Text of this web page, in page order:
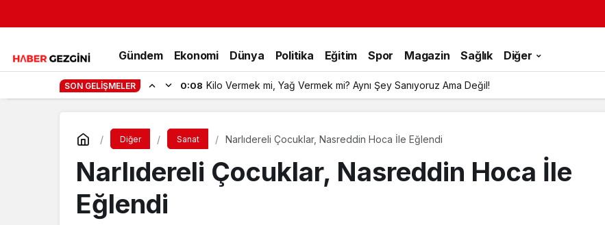
Gündem Ekonomi Dünya Politika Eğitim Spor Magazin Sağlık Diğer
SON GELIŞMELER 0:08 Kilo Vermek mi, Yağ Vermek mi? Aynı Şey Sanıyoruz Ama Değil!
Diğer Sanat Narlıdereli Çocuklar, Nasreddin Hoca İle Eğlendi
Narlıdereli Çocuklar, Nasreddin Hoca İle
Eğlendi